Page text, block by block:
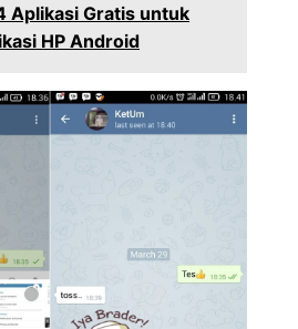
Aplikasi Gratis untuk
HP Android